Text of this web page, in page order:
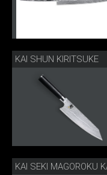
KAI SHUN KIRITSUKE